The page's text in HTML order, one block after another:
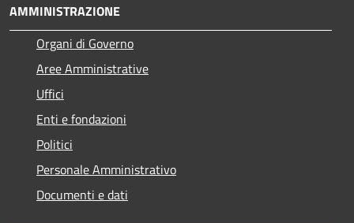
AMMINISTRAZIONE
Organi di Governo
Aree Amministrative
Uffici
Enti e fondazioni
Politici
Personale Amministrativo
Documenti e dati